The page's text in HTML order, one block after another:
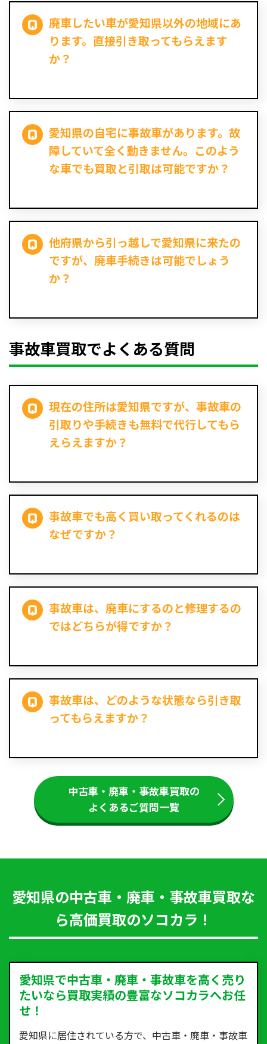
廃車したい車が愛知県以外の地域にあ
ります。直接引き取ってもらえます
か？
愛知県の自宅に事故車があります。故
障していて全く動きません。このよう
な車でも買取と引取は可能ですか？
他府県から引っ越しで愛知県に来たの
ですが、廃車手続きは可能でしょう
か？
事故車買取でよくある質問
現在の住所は愛知県ですが、事故車の
引取りや手続きも無料で代行してもら
えらえますか？
事故車でも高く買い取ってくれるのは
なぜですか？
事故車は、廃車にするのと修理するの
ではどちらが得ですか？
事故車は、どのような状態なら引き取
ってもらえますか？
中古車・廃車・事故車買取の
よくあるご質問一覧
愛知県の中古車・廃車・事故車買取な
ら高価買取のソコカラ！
愛知県で中古車・廃車・事故車を高く売り
たいなら買取実績の豊富なソコカラへお任
せ！
愛知県に居住されている方で、中古車・廃車・事故車